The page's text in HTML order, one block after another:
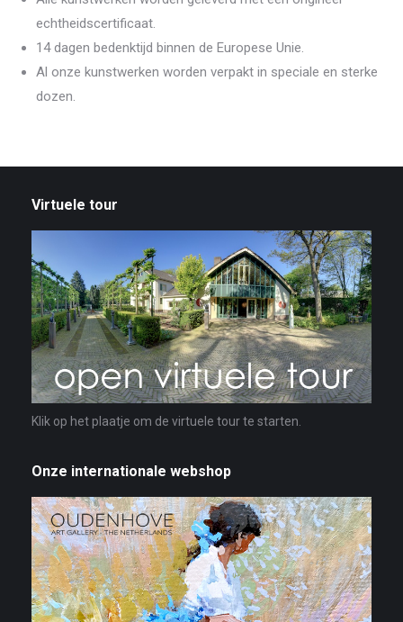
echtheidscertificaat.
14 dagen bedenktijd binnen de Europese Unie.
Al onze kunstwerken worden verpakt in speciale en sterke
dozen.
Virtuele tour
Klik op het plaatje om de virtuele tour te starten.
Onze internationale webshop